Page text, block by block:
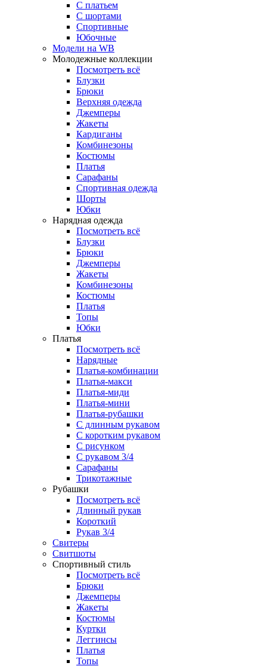
С платьем
С шортами
Спортивные
Юбочные
Модели на WB
Молодежные коллекции
Посмотреть всё
Блузки
Брюки
Верхняя одежда
Джемперы
Жакеты
Кардиганы
Комбинезоны
Костюмы
Платья
Сарафаны
Спортивная одежда
Шорты
Юбки
Нарядная одежда
Посмотреть всё
Блузки
Брюки
Джемперы
Жакеты
Комбинезоны
Костюмы
Платья
Топы
Юбки
Платья
Посмотреть всё
Нарядные
Платья-комбинации
Платья-макси
Платья-миди
Платья-мини
Платья-рубашки
С длинным рукавом
С коротким рукавом
С рисунком
С рукавом 3/4
Сарафаны
Трикотажные
Рубашки
Посмотреть всё
Длинный рукав
Короткий
Рукав 3/4
Свитеры
Свитшоты
Спортивный стиль
Посмотреть всё
Брюки
Джемперы
Жакеты
Костюмы
Куртки
Леггинсы
Платья
Топы